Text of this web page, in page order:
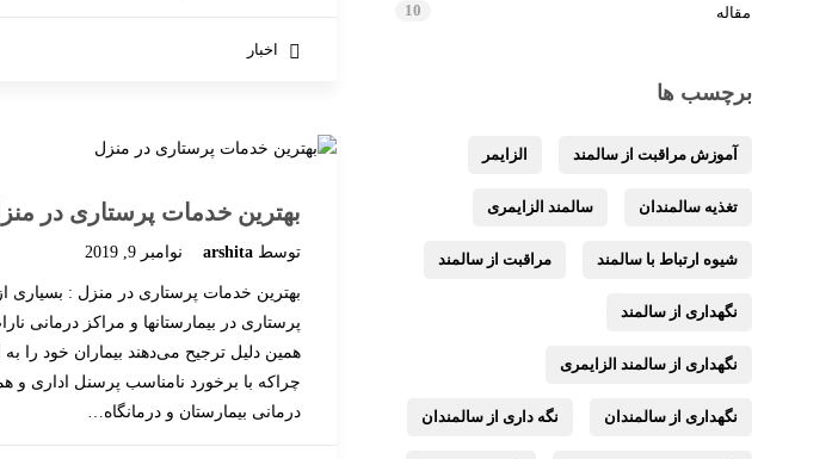
اخبار
بهترین خدمات پرستاری در
توسط arshita نوامبر 9, 2019
بهترین خدمات پرستاری در منزل : بسیاری
پرستاری در بیمارستانها و مراکز درمانی
همین دلیل ترجیح می‌دهند بیماران خود را به
چراکه با برخورد نامناسب پرسنل اداری و
درمانی بیمارستان و درمانگاه…
مقاله 10
برچسب ها
آموزش مراقبت از سالمند الزایمر
تغذیه سالمندان سالمند الزایمری
شیوه ارتباط با سالمند مراقبت از سالمند
نگهداری از سالمند
نگهداری از سالمند الزایمری
نگهداری از سالمندان نگه داری از سالمندان